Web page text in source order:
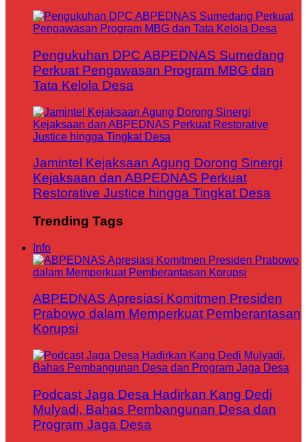
Pengukuhan DPC ABPEDNAS Sumedang
Perkuat Pengawasan Program MBG dan
Tata Kelola Desa
Jamintel Kejaksaan Agung Dorong Sinergi
Kejaksaan dan ABPEDNAS Perkuat
Restorative Justice hingga Tingkat Desa
Trending Tags
Info
ABPEDNAS Apresiasi Komitmen Presiden
Prabowo dalam Memperkuat Pemberantasan
Korupsi
Podcast Jaga Desa Hadirkan Kang Dedi
Mulyadi, Bahas Pembangunan Desa dan
Program Jaga Desa